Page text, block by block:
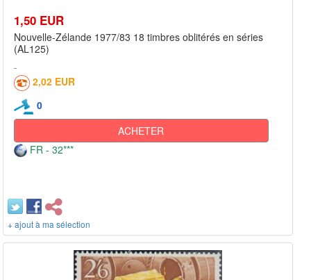
1,50 EUR
Nouvelle-Zélande 1977/83 18 timbres oblitérés en séries
(AL125)
2,02 EUR
0
ACHETER
FR - 32***
+ ajout à ma sélection